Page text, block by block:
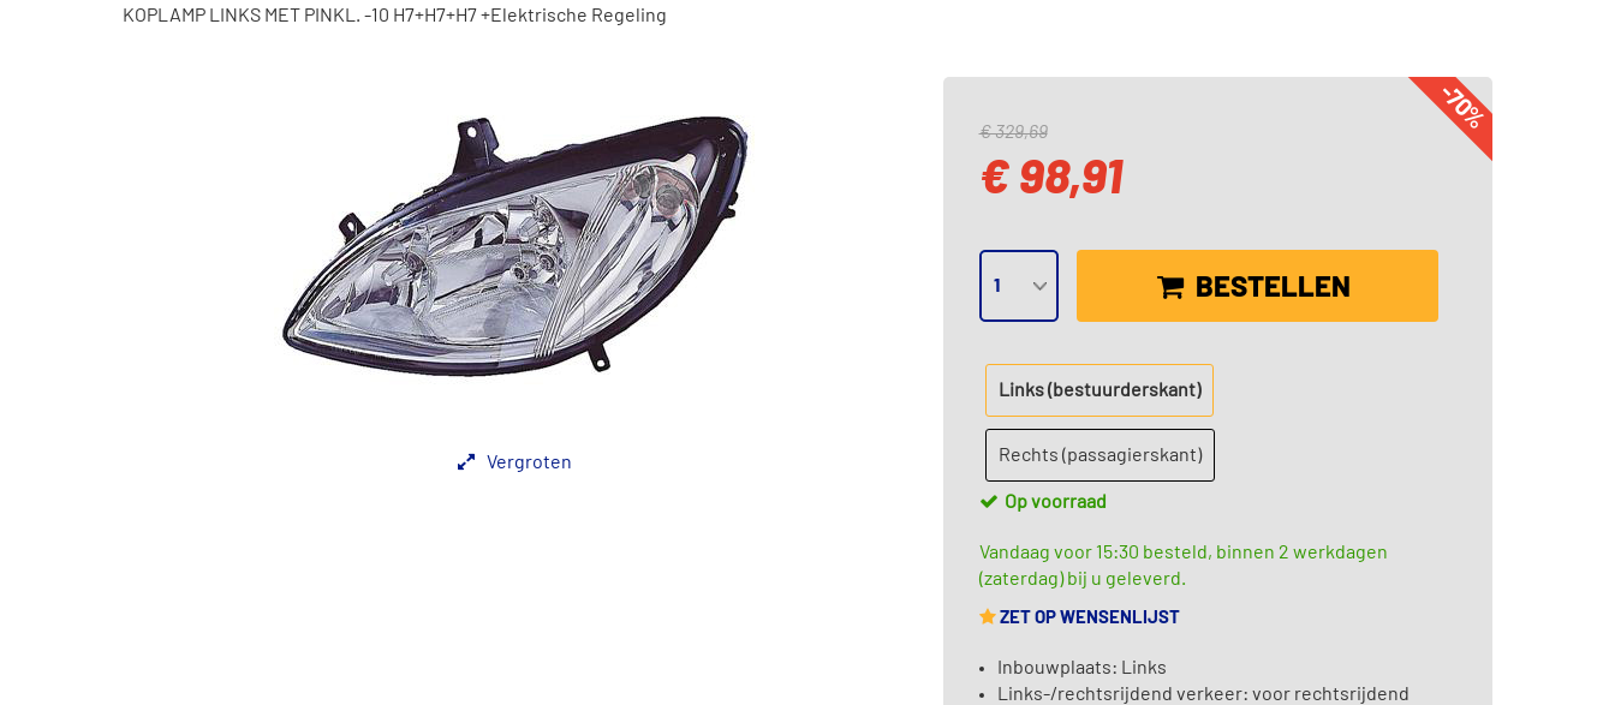
KOPLAMP LINKS MET PINKL. -10 H7+H7+H7 +Elektrische Regeling
Vergroten
-70%
€ 329,69
€ 98,91
BESTELLEN
Links (bestuurderskant)
Rechts (passagierskant)
Op voorraad
Vandaag voor 15:30 besteld, binnen 2 werkdagen
(zaterdag) bij u geleverd.
ZET OP WENSENLIJST
Inbouwplaats: Links
Links-/rechtsrijdend verkeer: voor rechtsrijdend